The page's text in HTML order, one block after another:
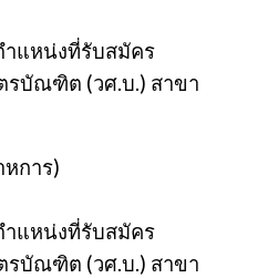
แหน่งที่รับสมัคร
รบัณฑิต (วศ.บ.) สาขา
การ)
แหน่งที่รับสมัคร
รบัณฑิต (วศ.บ.) สาขา